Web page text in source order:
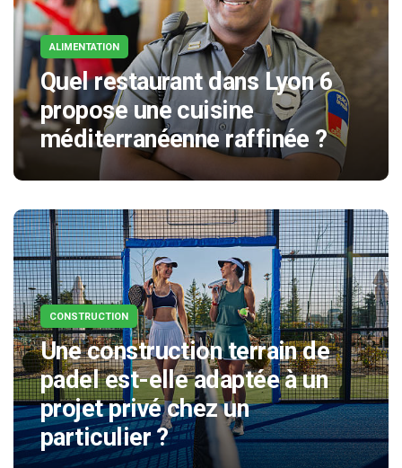
ALIMENTATION
Quel restaurant dans Lyon 6
propose une cuisine
méditerranéenne raffinée ?
CONSTRUCTION
Une construction terrain de
padel est-elle adaptée à un
projet privé chez un
particulier ?